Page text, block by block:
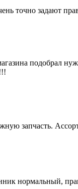
точно задают
подобрал
запчасть.
нормальный,